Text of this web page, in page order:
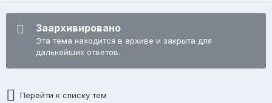
Заархивировано
Эта тема находится в архиве и закрыта для
дальнейших ответов.
Перейти к списку тем